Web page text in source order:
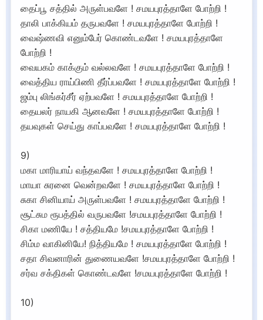
தைப்பூ சத்தில் அருள்பவளே ! சமயபுரத்தாளே போற்றி !
தாலி பாக்கியம் தருபவளே ! சமயபுரத்தாளே போற்றி !
வைஷ்ணவி எனும்பேர் கொண்டவளே ! சமயபுரத்தாளே
போற்றி !
வையகம் காக்கும் வல்லவளே ! சமயபுரத்தாளே போற்றி !
வைத்திய ராய்பிணி தீர்ப்பவளே ! சமயபுரத்தாளே போற்றி !
ஜம்பு லிங்கர்சீர் ஏற்பவளே ! சமயபுரத்தாளே போற்றி !
தையலர் நாயகி ஆனவளே ! சமயபுரத்தாளே போற்றி !
தயவுகள் செய்து காப்பவளே ! சமயபுரத்தாளே போற்றி !
9)
மகா மாரியாய் வந்தவளே ! சமயபுரத்தாளே போற்றி !
மாயா சுரனை வென்றவளே ! சமயபுரத்தாளே போற்றி !
சுகா சினியாய் அருள்பவளே ! சமயபுரத்தாளே போற்றி !
சூட்சும ரூபத்தில் வருபவளே !சமயபுரத்தாளே போற்றி !
சிகா மணியே ! சத்தியமே !சமயபுரத்தாளே போற்றி !
சிம்ம வாகினியே! நித்தியமே ! சமயபுரத்தாளே போற்றி !
சதா சிவனாரின் துணையவளே !சமயபுரத்தாளே போற்றி !
சர்வ சக்திகள் கொண்டவளே !சமயபுரத்தாளே போற்றி !
10)